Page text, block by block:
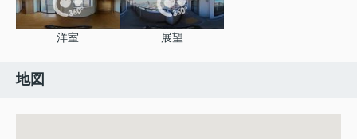
洋室 展望
地図